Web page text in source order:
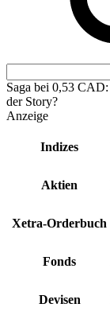
Saga bei 0,53
der Story?
Anzeige
Indizes
Aktien
Xetra-Orderbuch
Fonds
Devisen